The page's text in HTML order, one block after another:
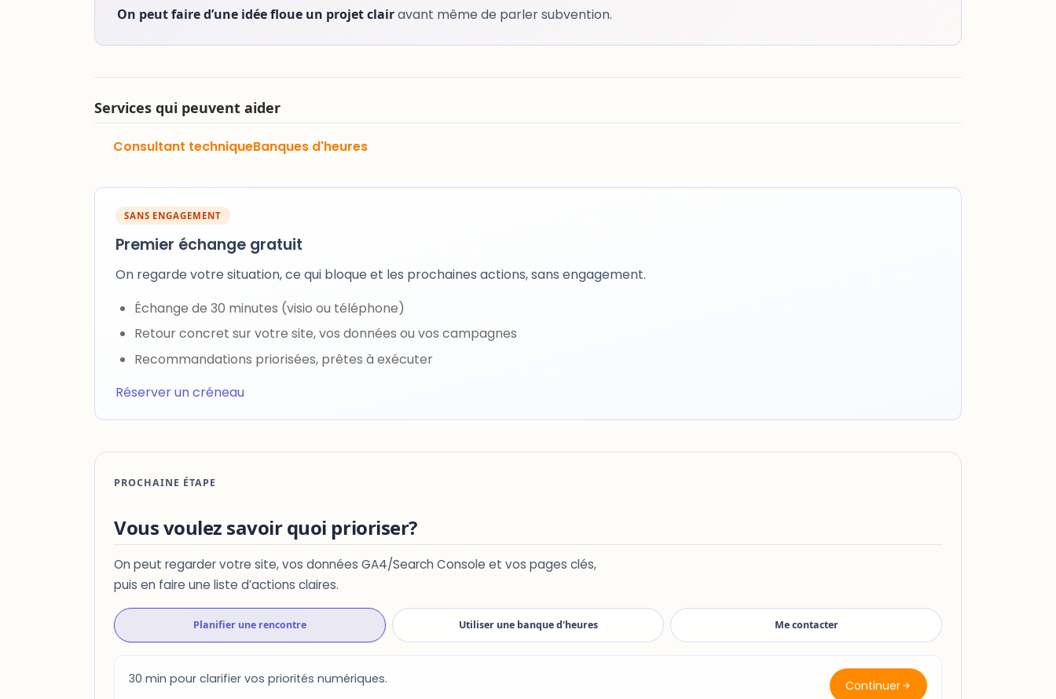
On peut faire d’une idée floue un projet clairavant même de parler subvention.
Services qui peuvent aider
Consultant techniqueBanques d'heures
SANS ENGAGEMENT
Premier échange gratuit
On regarde votre situation, ce qui bloque et les prochaines actions, sans engagement.
Échange de 30 minutes (visio ou téléphone)
Retour concret sur votre site, vos données ou vos campagnes
Recommandations priorisées, prêtes à exécuter
Réserver un créneau
PROCHAINE ÉTAPE
Vous voulez savoir quoi prioriser?
On peut regarder votre site, vos données GA4/Search Console et vos pages clés,
puis en faire une liste d’actions claires.
Planifier une rencontre Utiliser une banque d'heures Me contacter
30 min pour clarifier vos priorités numériques. Continuer